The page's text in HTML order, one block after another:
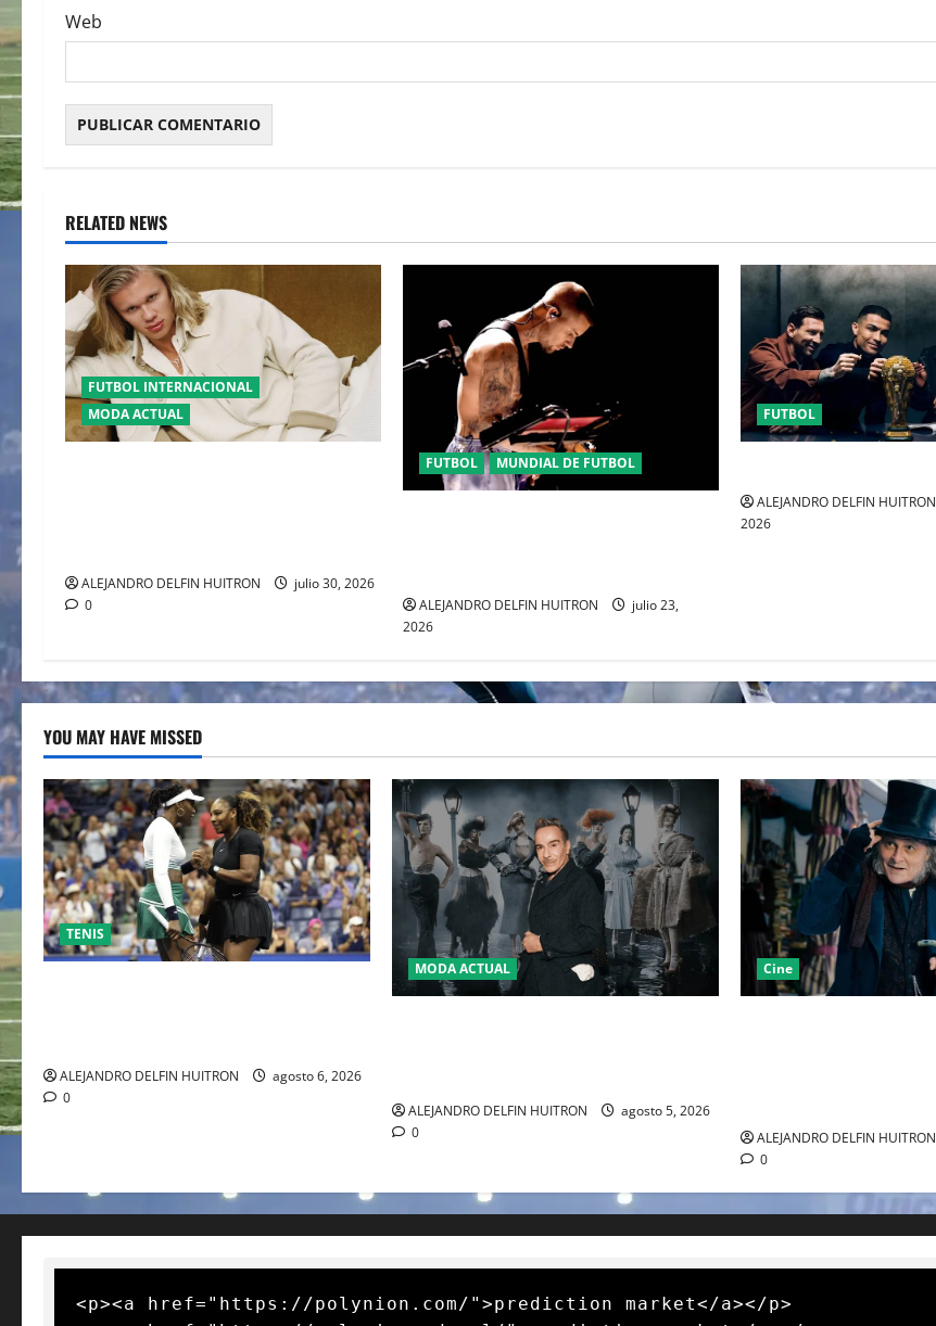
Web
RELATED NEWS
FUTBOL INTERNACIONAL
MODA ACTUAL
ALEJANDRO DELFIN HUITRON
julio 30, 2026
0
FUTBOL MUNDIAL DE FUTBOL
ALEJANDRO DELFIN HUITRON
julio 23,
2026
FUTBOL
ALEJANDRO DELFIN HUITRON
2026
YOU MAY HAVE MISSED
TENIS
ALEJANDRO DELFIN HUITRON
agosto 6, 2026
0
MODA ACTUAL
ALEJANDRO DELFIN HUITRON
agosto 5, 2026
0
Cine
ALEJANDRO DELFIN HUITRON
0
<p><a href="https://polynion.com/">prediction market</a></p>